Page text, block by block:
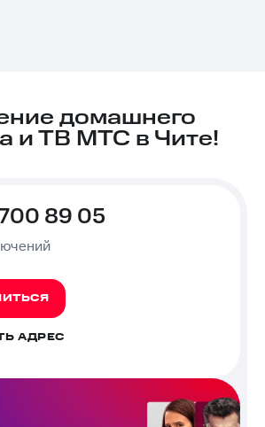
домашнего
и ТВ МТС в Чите!
89 05
АДРЕС